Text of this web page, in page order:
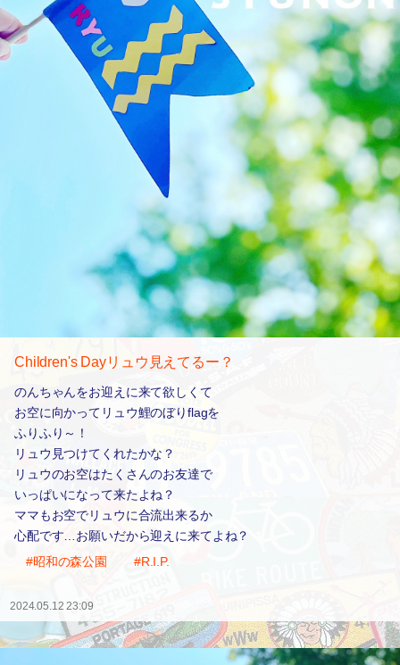
Children's Dayリュウ見えてるー？
のんちゃんをお迎えに来て欲しくて
お空に向かってリュウ鯉のぼりflagを
ふりふり～！
リュウ見つけてくれたかな？
リュウのお空はたくさんのお友達で
いっぱいになって来たよね？
ママもお空でリュウに合流出来るか
心配です…お願いだから迎えに来てよね？
#昭和の森公園
#R.I.P.
2024.05.12 23:09